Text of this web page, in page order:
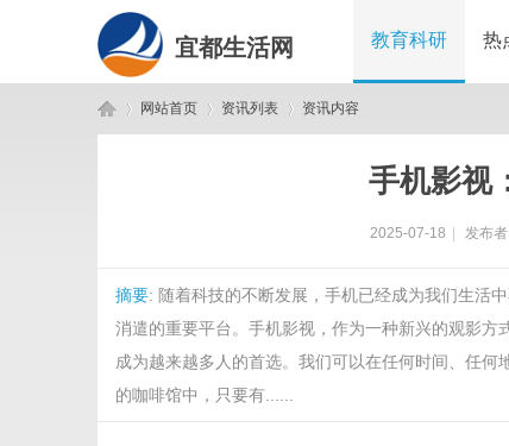
宜都生活网 教育科研 热
网站首页 资讯列表 资讯内容
手机影视
2025-07-18 发布
摘要: 随着科技的不断发展，手机已经成为我们生活
消遣的重要平台。手机影视，作为一种新兴的观影
成为越来越多人的首选。我们可以在任何时间、任
的咖啡馆中，只要有......